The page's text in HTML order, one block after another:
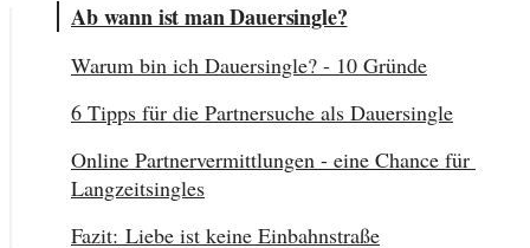
Ab wann ist man Dauersingle?
Warum bin ich Dauersingle? - 10 Gründe
6 Tipps für die Partnersuche als Dauersingle
Online Partnervermittlungen - eine Chance für
Langzeitsingles
Fazit: Liebe ist keine Einbahnstraße